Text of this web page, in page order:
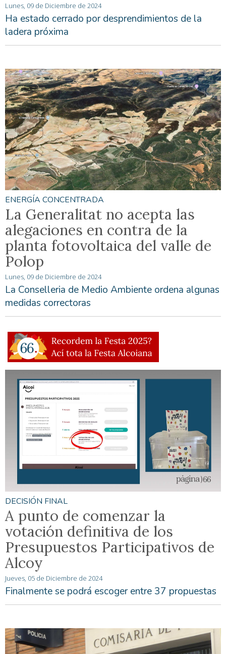
Lunes, 09 de Diciembre de 2024
Ha estado cerrado por desprendimientos de la
ladera próxima
ENERGÍA CONCENTRADA
La Generalitat no acepta las
alegaciones en contra de la
planta fotovoltaica del valle de
Polop
Lunes, 09 de Diciembre de 2024
La Conselleria de Medio Ambiente ordena algunas
medidas correctoras
DECISIÓN FINAL
A punto de comenzar la
votación definitiva de los
Presupuestos Participativos de
Alcoy
Jueves, 05 de Diciembre de 2024
Finalmente se podrá escoger entre 37 propuestas